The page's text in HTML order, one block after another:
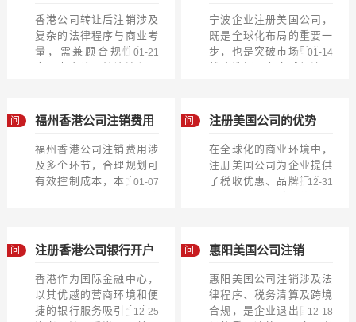
香港公司转让后注销涉及
复杂的法律程序与商业考
量，需兼顾合规性与效
01-21
宁波企业注册美国公司，
既是全球化布局的重要一
步，也是突破市场壁垒的
01-14
问 福州香港公司注销费用
福州香港公司注销费用涉
及多个环节，合理规划可
有效控制成本，本文从注
01-07
问 注册美国公司的优势
在全球化的商业环境中，
注册美国公司为企业提供
了税收优惠、品牌提升、
12-31
问 注册香港公司银行开户
香港作为国际金融中心，
以其优越的营商环境和便
捷的银行服务吸引全球投
12-25
问 惠阳美国公司注销
惠阳美国公司注销涉及法
律程序、税务清算及跨境
合规，是企业退出国际市
12-18